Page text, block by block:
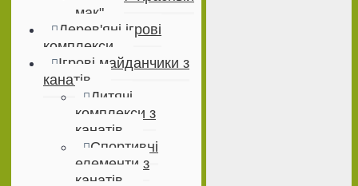
мак"
Дерев'яні ігрові
комплекси
Ігрові майданчики з
канатів
Дитячі
комплекси з
канатів
Спортивні
елементи з
канатів